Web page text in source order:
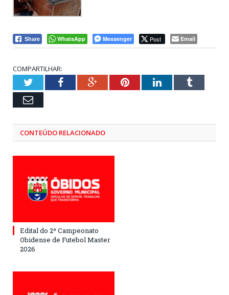
Share WhatsApp Messenger Post Email
COMPARTILHAR:
TwitterFacebookGoogle+PinterestLinkedInTumblr
Email
CONTEÚDO RELACIONADO
Edital do 2º Campeonato
Obidense de Futebol Master
2026